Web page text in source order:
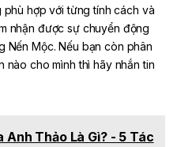
hợp với từng tính cách và
nhận được sự chuyển động
Nến Mộc. Nếu bạn còn phân
nào cho mình thì hãy nhắn tin
Anh Thảo Là Gì? - 5 Tác